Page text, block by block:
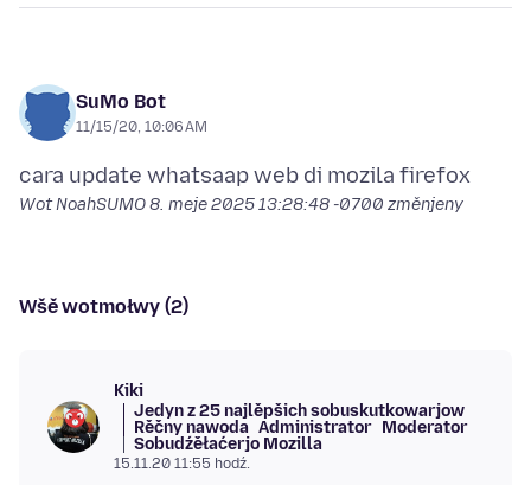
SuMo Bot
11/15/20, 10:06 AM
Wot NoahSUMO8. meje 2025 13:28:48 -0700 změnjeny
Wšě wotmołwy (2)
Kiki
Jedyn z 25 najlěpšich sobuskutkowarjow
Rěčny nawoda Administrator Moderator
Sobudźěłaćerjo Mozilla
15.11.20 11:55 hodź.